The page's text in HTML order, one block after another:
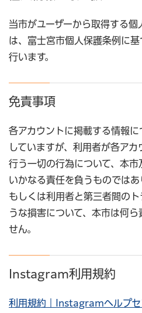
当市がユーザーから取得する
は、富士宮市個人保護条例に
行います。
免責事項
各アカウントに掲載する情報
していますが、利用者が各ア
行う一切の行為について、本
いかなる責任を負うものでは
もしくは利用者と第三者間の
うな損害について、本市は何
せん。
Instagram利用規約
利用規約｜Instagramヘルプセ